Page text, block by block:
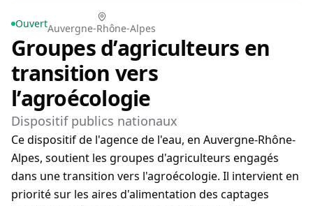
OuvertAuvergne-Rhône-Alpes
Groupes d’agriculteurs en
transition vers
l’agroécologie
Dispositif publics nationaux
Ce dispositif de l'agence de l'eau, en Auvergne-Rhône-
Alpes, soutient les groupes d'agriculteurs engagés
dans une transition vers l'agroécologie. Il intervient en
priorité sur les aires d'alimentation des captages